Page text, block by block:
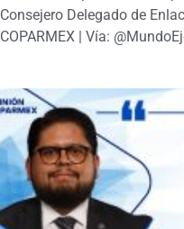
Consejero Delegado de
COPARMEX | Vía: